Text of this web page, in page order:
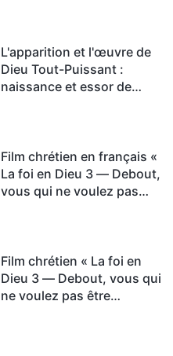
L'apparition et l'œuvre de
Dieu Tout-Puissant :
naissance et essor de
Film chrétien en français «
La foi en Dieu 3 — Debout,
vous qui ne voulez pas
Film chrétien « La foi en
Dieu 3 — Debout, vous qui
ne voulez pas être